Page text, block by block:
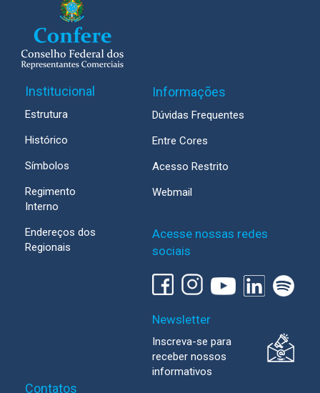
Institucional
Estrutura
Histórico
Símbolos
Regimento
Interno
Endereços dos
Regionais
Informações
Dúvidas Frequentes
Entre Cores
Acesso Restrito
Webmail
Acesse nossas redes
sociais
Newsletter
Inscreva-se para
receber nossos
informativos
Contatos